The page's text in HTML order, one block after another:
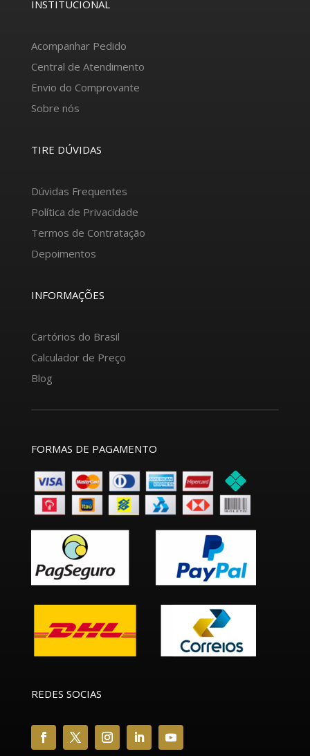
INSTITUCIONAL
Acompanhar Pedido
Central de Atendimento
Envio do Comprovante
Sobre nós
TIRE DÚVIDAS
Dúvidas Frequentes
Política de Privacidade
Termos de Contratação
Depoimentos
INFORMAÇÕES
Cartórios do Brasil
Calculador de Preço
Blog
FORMAS DE PAGAMENTO
REDES SOCIAS